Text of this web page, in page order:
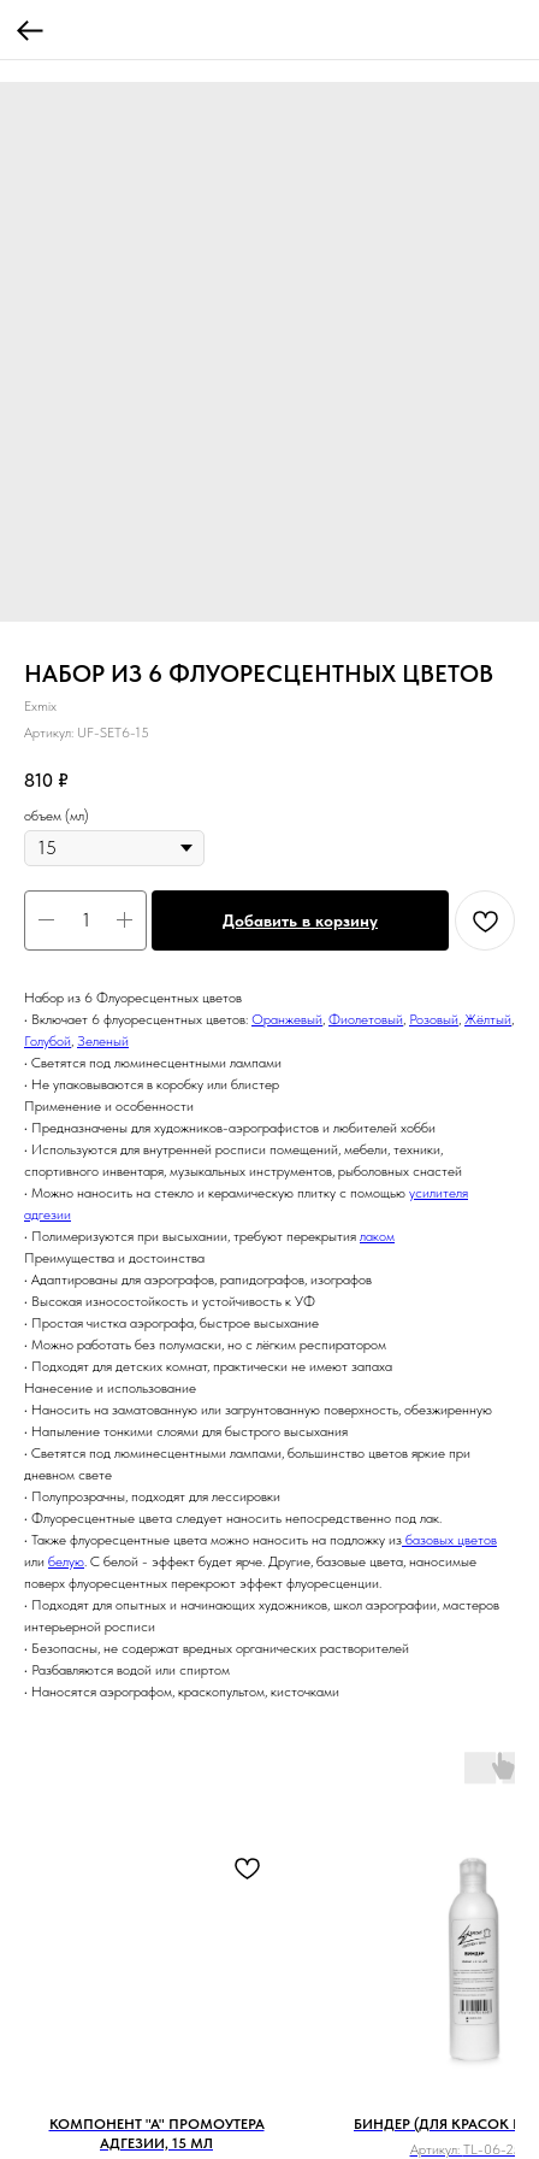
НАБОР ИЗ 6 ФЛУОРЕСЦЕНТНЫХ ЦВЕТОВ
Exmix
Артикул: UF-SET6-15
810 ₽
объем (мл)
Добавить в корзину
Набор из 6 Флуоресцентных цветов
• Включает 6 флуоресцентных цветов: Оранжевый, Фиолетовый, Розовый, Жёлтый,
Голубой, Зеленый
• Светятся под люминесцентными лампами
• Не упаковываются в коробку или блистер
Применение и особенности
• Предназначены для художников-аэрографистов и любителей хобби
• Используются для внутренней росписи помещений, мебели, техники,
спортивного инвентаря, музыкальных инструментов, рыболовных снастей
• Можно наносить на стекло и керамическую плитку с помощью усилителя
адгезии
• Полимеризуются при высыхании, требуют перекрытия лаком
Преимущества и достоинства
• Адаптированы для аэрографов, рапидографов, изографов
• Высокая износостойкость и устойчивость к УФ
• Простая чистка аэрографа, быстрое высыхание
• Можно работать без полумаски, но с лёгким респиратором
• Подходят для детских комнат, практически не имеют запаха
Нанесение и использование
• Наносить на заматованную или загрунтованную поверхность, обезжиренную
• Напыление тонкими слоями для быстрого высыхания
• Светятся под люминесцентными лампами, большинство цветов яркие при
дневном свете
• Полупрозрачны, подходят для лессировки
• Флуоресцентные цвета следует наносить непосредственно под лак.
• Также флуоресцентные цвета можно наносить на подложку из базовых цветов
или белую. С белой - эффект будет ярче. Другие, базовые цвета, наносимые
поверх флуоресцентных перекроют эффект флуоресценции.
• Подходят для опытных и начинающих художников, школ аэрографии, мастеров
интерьерной росписи
• Безопасны, не содержат вредных органических растворителей
• Разбавляются водой или спиртом
• Наносятся аэрографом, краскопультом, кисточками
КОМПОНЕНТ "A" ПРОМОУТЕРА
АДГЕЗИИ, 15 МЛ
БИНДЕР (ДЛЯ КРАСОК
Артикул: TL-06-250